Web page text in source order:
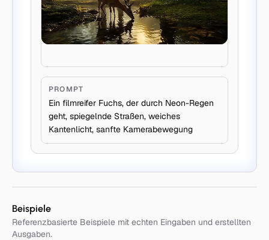
PROMPT
Ein filmreifer Fuchs, der durch Neon-Regen
geht, spiegelnde Straßen, weiches
Kantenlicht, sanfte Kamerabewegung
Beispiele
Referenzbasierte Beispiele mit echten Eingaben und erstellten
Ausgaben.